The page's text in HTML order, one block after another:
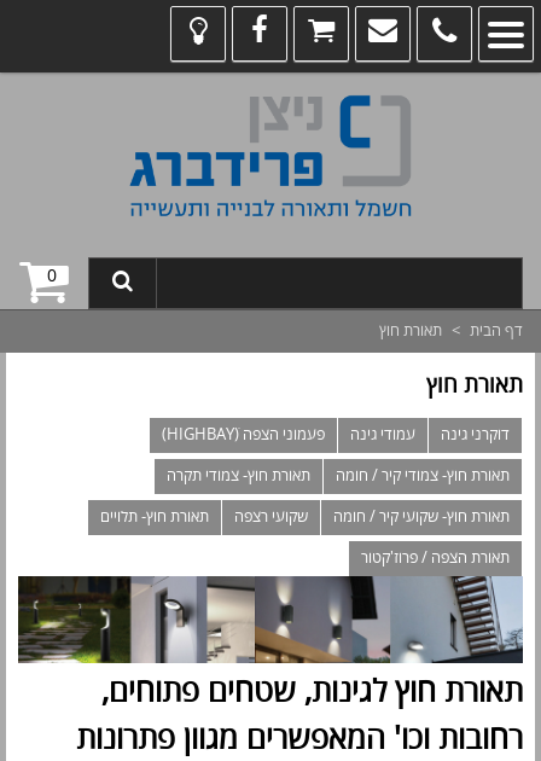
0
דף הבית > תאורת חוץ
תאורת חוץ
דוקרני גינה עמודי גינה פעמוני הצפה (HIGHBAYׂ)
תאורת חוץ- צמודי קיר / חומה תאורת חוץ- צמודי תקרה
תאורת חוץ- שקועי קיר / חומה שקועי רצפה תאורת חוץ- תלויים
תאורת הצפה / פרוז'קטור
תאורת חוץ לגינות, שטחים פתוחים,
רחובות וכו' המאפשרים מגוון פתרונות